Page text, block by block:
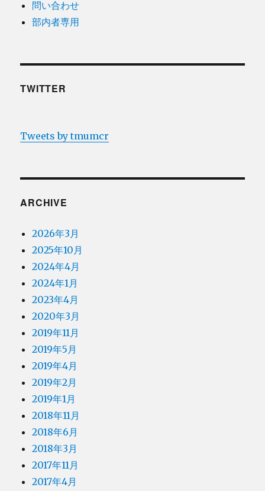
問い合わせ
部内者専用
TWITTER
Tweets by tmumcr
ARCHIVE
2026年3月
2025年10月
2024年4月
2024年1月
2023年4月
2020年3月
2019年11月
2019年5月
2019年4月
2019年2月
2019年1月
2018年11月
2018年6月
2018年3月
2017年11月
2017年4月